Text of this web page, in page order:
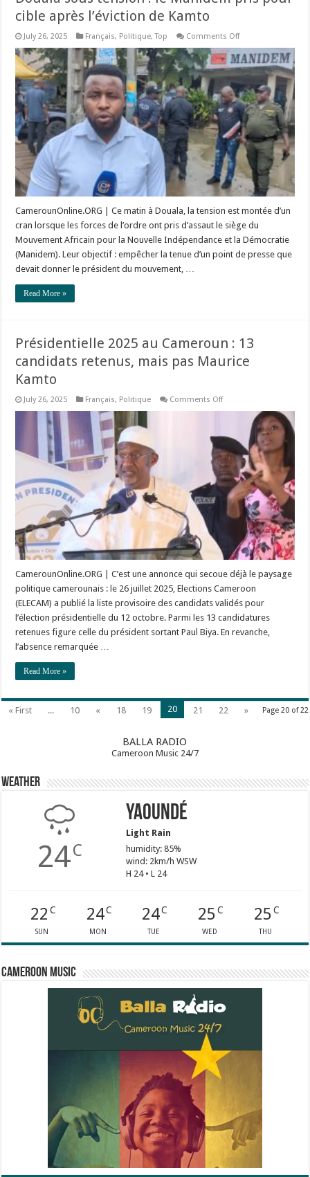
cible après l’éviction de Kamto
July 26, 2025 Français, Politique,Top Comments Offon
sous
tension
Manidem
pris
pour
cible
après
l’éviction
de
Kamto
CamerounOnline.ORG | Ce matin à Douala, la tension est montée d’un
cran lorsque les forces de l’ordre ont pris d’assaut le siège du
Mouvement Africain pour la Nouvelle Indépendance et la Démocratie
(Manidem). Leur objectif : empêcher la tenue d’un point de presse que
devait donner le président du mouvement, …
Read More »
Présidentielle 2025 au Cameroun : 13
candidats retenus, mais pas Maurice
Kamto
July 26, 2025 Français, Politique Comments Offon
Cameroun
13
candidats
retenus,
mais
pas
Maurice
Kamto
CamerounOnline.ORG | C’est une annonce qui secoue déjà le paysage
politique camerounais : le 26 juillet 2025, Elections Cameroon
(ELECAM) a publié la liste provisoire des candidats validés pour
l’élection présidentielle du 12 octobre. Parmi les 13 candidatures
retenues figure celle du président sortant Paul Biya. En revanche,
l’absence remarquée …
Read More »
Page 20 of 22
« First ... 10 « 18 19 20 21 22 »
BALLA RADIO
Cameroon Music 24/7
Weather
24C
Yaoundé
Light Rain
humidity: 85%
wind: 2km/h WSW
H 24 • L 24
22 C
SUN
24C
MON
24C
TUE
25C
WED
25C
THU
Cameroon Music